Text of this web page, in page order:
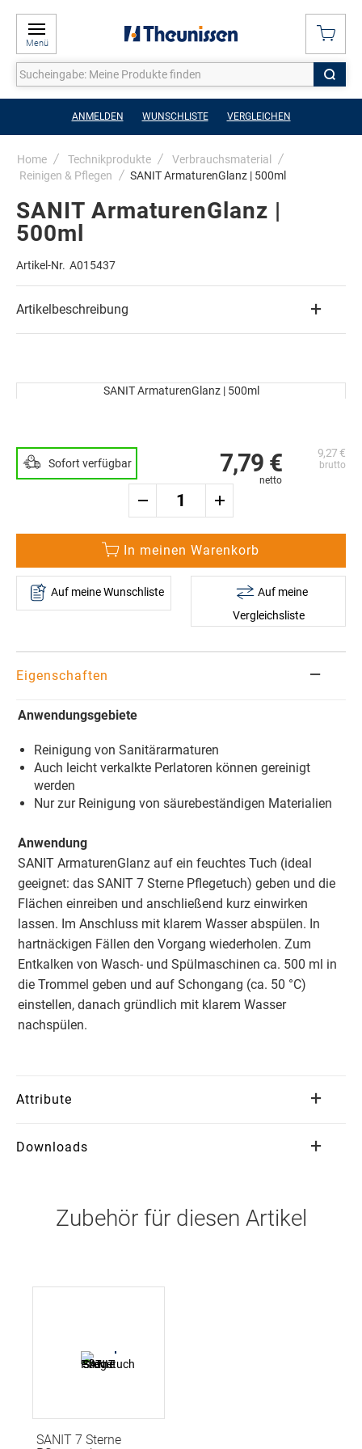
Menü
ANMELDEN WUNSCHLISTE VERGLEICHEN
Home Technikprodukte
Verbrauchsmaterial
Reinigen & Pflegen
SANIT ArmaturenGlanz | 500ml
9,27 €
7,79 €
Sofort verfügbar
In meinen Warenkorb
Auf meine Wunschliste
Auf meine
Vergleichsliste
SANIT ArmaturenGlanz | 500ml
Bildergalerie
springen
SANIT ArmaturenGlanz |
500ml
Artikel-Nr. A015437
Artikelbeschreibung
Eigenschaften
Anwendungsgebiete
Reinigung von Sanitärarmaturen
Auch leicht verkalkte Perlatoren können gereinigt
werden
Nur zur Reinigung von säurebeständigen Materialien
Anwendung
SANIT ArmaturenGlanz auf ein feuchtes Tuch (ideal
geeignet: das SANIT 7 Sterne Pflegetuch) geben und die
Flächen einreiben und anschließend kurz einwirken
lassen. Im Anschluss mit klarem Wasser abspülen. In
hartnäckigen Fällen den Vorgang wiederholen. Zum
Entkalken von Wasch- und Spülmaschinen ca. 500 ml in
die Trommel geben und auf Schongang (ca. 50 °C)
einstellen, danach gründlich mit klarem Wasser
nachspülen.
Attribute
Downloads
Zubehör für diesen Artikel
SANIT 7 Sterne